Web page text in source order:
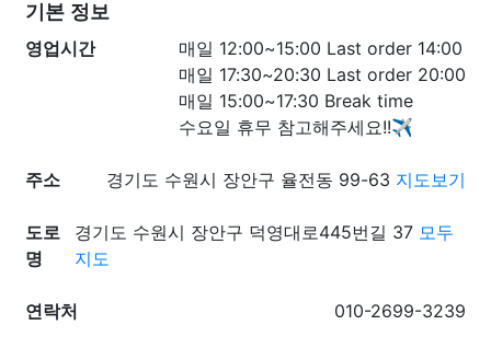
기본 정보
영업시간
매일 12:00~15:00 Last order 14:00
매일 17:30~20:30 Last order 20:00
매일 15:00~17:30 Break time
수요일 휴무 참고해주세요!!✈️
주소 경기도 수원시 장안구 율전동 99-63 지도보기
도로
명
경기도 수원시 장안구 덕영대로445번길 37 모두
지도
연락처 010-2699-3239